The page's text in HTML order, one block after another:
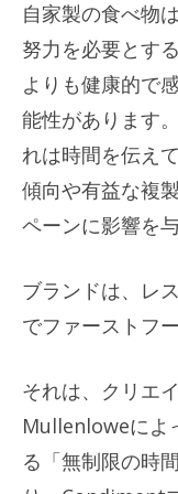
自家製の食べ物
努力を必要とす
よりも健康的で
能性があります
れは時間を伝え
傾向や有益な複
ペーンに影響を
ブランドは、レ
でファーストフ
それは、クリエ
Mullenloweによ
る「無制限の時